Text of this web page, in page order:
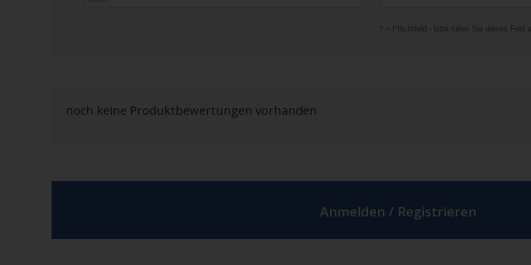
* = Pflichtfeld - bitte füllen Sie dieses Feld
noch keine Produktbewertungen vorhanden
Anmelden / Registrieren